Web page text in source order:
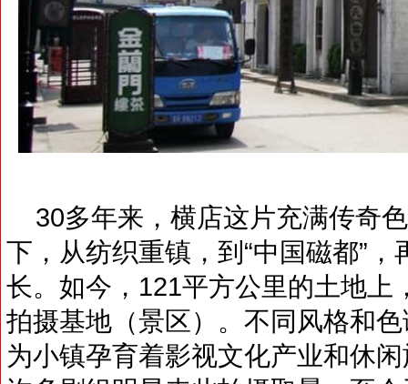
30多年来，横店这片充满传奇
下，从纺织重镇，到“中国磁都”，
长。如今，121平方公里的土地上
拍摄基地（景区）。不同风格和
为小镇孕育着影视文化产业和休